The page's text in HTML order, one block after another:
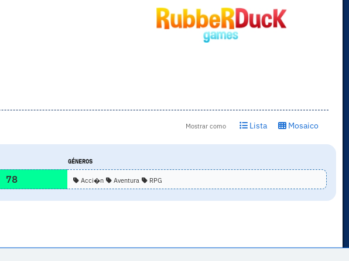
Mostrar como Lista Mosaico
GÉNEROS
78 Acci�n Aventura RPG